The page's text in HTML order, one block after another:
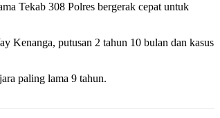
Tekab 308 Polres bergerak cepat untuk
Kenanga, putusan 2 tahun 10 bulan dan kasus
paling lama 9 tahun.